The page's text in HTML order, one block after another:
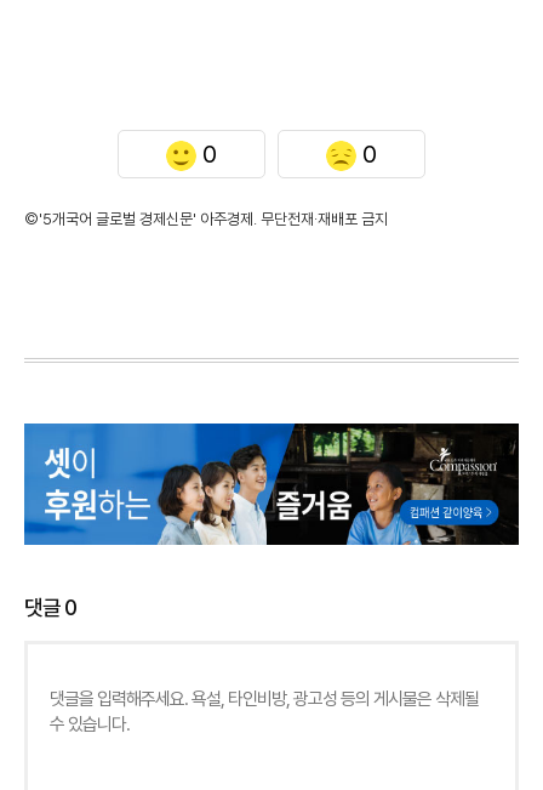
0 0
©'5개국어 글로벌 경제신문' 아주경제. 무단전재·재배포 금지
댓글0